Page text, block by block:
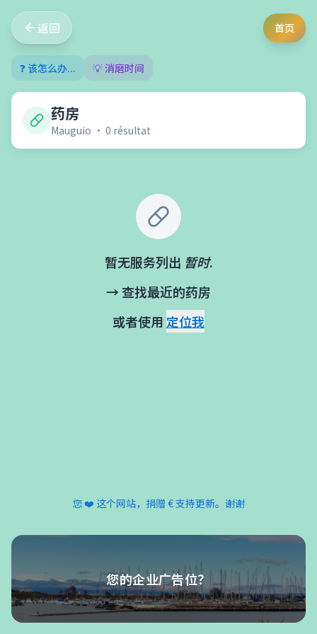
返回 首页
❓ 该怎么办... 💡 消磨时间
药房
Mauguio • 0 résultat
暂无服务列出 暂时.
→ 查找最近的药房
或者使用 定位我
您 ❤️ 这个网站，捐赠 € 支持更新。谢谢
您的企业广告位？